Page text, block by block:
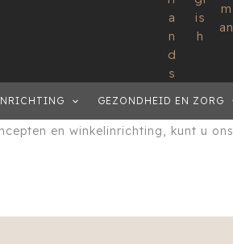
GEZONDHEID EN ZORG
uitgave hieronder met u! In deze
en winkelinrichting, kunt u ons